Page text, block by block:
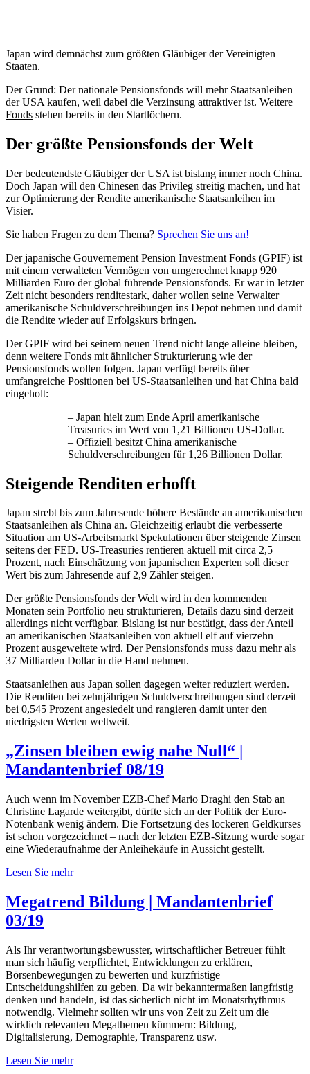
Japan wird demnächst zum größten Gläubiger der Vereinigten
Staaten.
Der Grund: Der nationale Pensionsfonds will mehr Staatsanleihen
der USA kaufen, weil dabei die Verzinsung attraktiver ist. Weitere
Fonds stehen bereits in den Startlöchern.
Der größte Pensionsfonds der Welt
Der bedeutendste Gläubiger der USA ist bislang immer noch China.
Doch Japan will den Chinesen das Privileg streitig machen, und hat
zur Optimierung der Rendite amerikanische Staatsanleihen im
Visier.
Sie haben Fragen zu dem Thema? Sprechen Sie uns an!
Der japanische Gouvernement Pension Investment Fonds (GPIF) ist
mit einem verwalteten Vermögen von umgerechnet knapp 920
Milliarden Euro der global führende Pensionsfonds. Er war in letzter
Zeit nicht besonders renditestark, daher wollen seine Verwalter
amerikanische Schuldverschreibungen ins Depot nehmen und damit
die Rendite wieder auf Erfolgskurs bringen.
Der GPIF wird bei seinem neuen Trend nicht lange alleine bleiben,
denn weitere Fonds mit ähnlicher Strukturierung wie der
Pensionsfonds wollen folgen. Japan verfügt bereits über
umfangreiche Positionen bei US-Staatsanleihen und hat China bald
eingeholt:
– Japan hielt zum Ende April amerikanische
Treasuries im Wert von 1,21 Billionen US-Dollar.
– Offiziell besitzt China amerikanische
Schuldverschreibungen für 1,26 Billionen Dollar.
Steigende Renditen erhofft
Japan strebt bis zum Jahresende höhere Bestände an amerikanischen
Staatsanleihen als China an. Gleichzeitig erlaubt die verbesserte
Situation am US-Arbeitsmarkt Spekulationen über steigende Zinsen
seitens der FED. ­US-Treasuries rentieren aktuell mit circa 2,5
Prozent, nach Einschätzung von japanischen Experten soll dieser
Wert bis zum Jahresende auf 2,9 Zähler steigen.
Der größte Pensionsfonds der Welt wird in den kommenden
Monaten sein Portfolio neu strukturieren, Details dazu sind derzeit
allerdings nicht verfügbar. Bislang ist nur bestätigt, dass der Anteil
an amerikanischen Staatsanleihen von aktuell elf auf vierzehn
Prozent ausgeweitete wird. Der Pensionsfonds muss dazu mehr als
37 Milliarden Dollar in die Hand nehmen.
Staatsanleihen aus Japan sollen dagegen weiter reduziert werden.
Die Renditen bei zehnjährigen Schuldverschreibungen sind derzeit
bei 0,545 Prozent angesiedelt und rangieren damit unter den
niedrigsten Werten weltweit.
„Zinsen bleiben ewig nahe Null“ |
Mandantenbrief 08/19
Auch wenn im November EZB-Chef Mario Draghi den Stab an
Christine Lagarde weitergibt, dürfte sich an der Politik der Euro-
Notenbank wenig ändern. Die Fortsetzung des lockeren Geldkurses
ist schon vorgezeichnet – nach der letzten EZB-Sitzung wurde sogar
eine Wiederaufnahme der Anleihekäufe in Aussicht gestellt.
Lesen Sie mehr
Megatrend Bildung | Mandantenbrief
03/19
Als Ihr verantwortungsbewusster, wirtschaftlicher Betreuer fühlt
man sich häufig verpflichtet, Entwicklungen zu erklären,
Börsenbewegungen zu bewerten und kurzfristige
Entscheidungshilfen zu geben. Da wir bekanntermaßen langfristig
denken und handeln, ist das sicherlich nicht im Monatsrhythmus
notwendig. Vielmehr sollten wir uns von Zeit zu Zeit um die
wirklich relevanten Megathemen kümmern: Bildung,
Digitalisierung, Demographie, Transparenz usw.
Lesen Sie mehr